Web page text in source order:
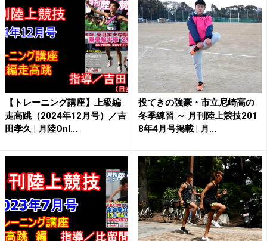
【トレーニング講座】上級編
走高跳（2024年12月号）／吉
田孝久 | 月陸Onl...
投てきの強豪・市立尼崎高の
冬季練習 ～ 月刊陸上競技201
8年4月号掲載 | 月...